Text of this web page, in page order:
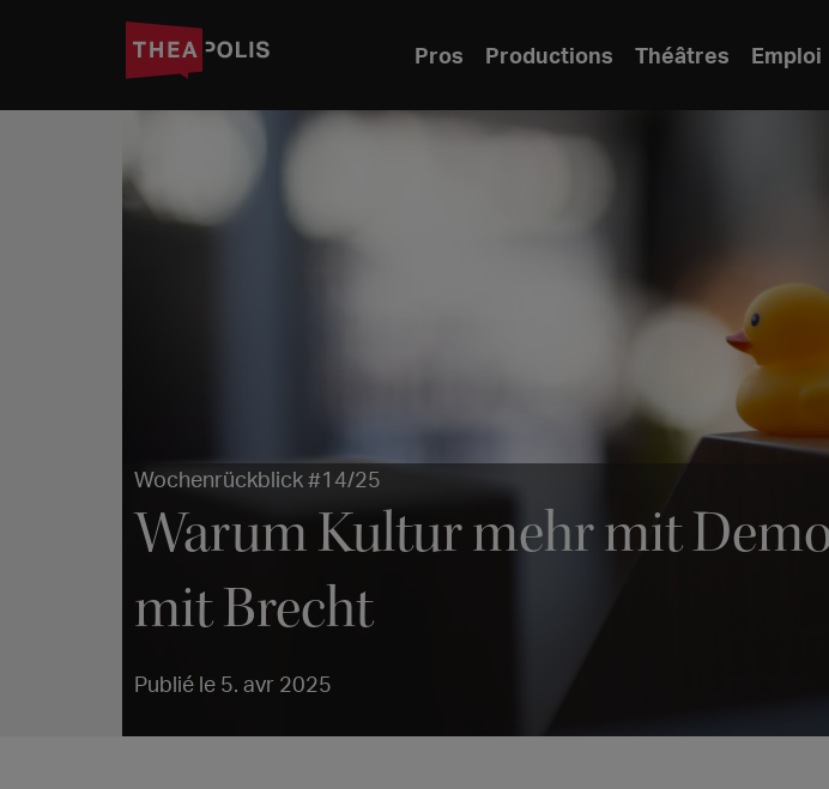
Pros Productions Théâtres Emploi
Wochenrückblick #14/25
Warum Kultur mehr mit
mit Brecht
Publié le 5. avr 2025